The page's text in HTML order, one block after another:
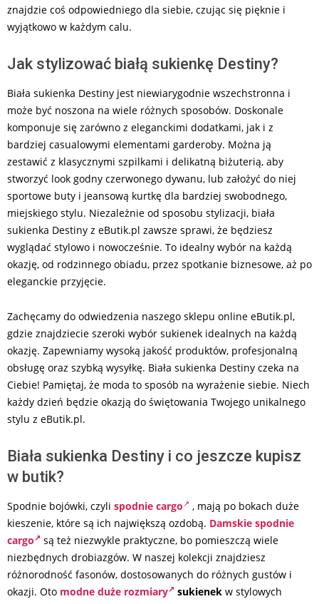
znajdzie coś odpowiedniego dla siebie, czując się pięknie i
wyjątkowo w każdym calu.
Jak stylizować białą sukienkę Destiny?
Biała sukienka Destiny jest niewiarygodnie wszechstronna i
może być noszona na wiele różnych sposobów. Doskonale
komponuje się zarówno z eleganckimi dodatkami, jak i z
bardziej casualowymi elementami garderoby. Można ją
zestawić z klasycznymi szpilkami i delikatną biżuterią, aby
stworzyć look godny czerwonego dywanu, lub założyć do niej
sportowe buty i jeansową kurtkę dla bardziej swobodnego,
miejskiego stylu. Niezależnie od sposobu stylizacji, biała
sukienka Destiny z eButik.pl zawsze sprawi, że będziesz
wyglądać stylowo i nowocześnie. To idealny wybór na każdą
okazję, od rodzinnego obiadu, przez spotkanie biznesowe, aż po
eleganckie przyjęcie.
Zachęcamy do odwiedzenia naszego sklepu online eButik.pl,
gdzie znajdziecie szeroki wybór sukienek idealnych na każdą
okazję. Zapewniamy wysoką jakość produktów, profesjonalną
obsługę oraz szybką wysyłkę. Biała sukienka Destiny czeka na
Ciebie! Pamiętaj, że moda to sposób na wyrażenie siebie. Niech
każdy dzień będzie okazją do świętowania Twojego unikalnego
stylu z eButik.pl.
Biała sukienka Destiny i co jeszcze kupisz
w butik?
Spodnie bojówki, czyli spodnie cargo
, mają po bokach duże
kieszenie, które są ich największą ozdobą. Damskie spodnie
cargo
są też niezwykle praktyczne, bo pomieszczą wiele
niezbędnych drobiazgów. W naszej kolekcji znajdziesz
różnorodność fasonów, dostosowanych do różnych gustów i
okazji. Oto modne duże rozmiary sukienek w stylowych